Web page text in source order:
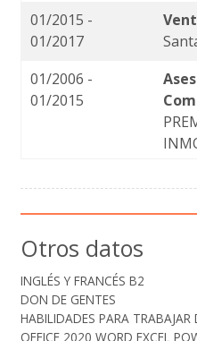
01/2015 -
01/2017
01/2006 -
01/2015
Otros datos
INGLÉS Y FRANCÉS B2
DON DE GENTES
HABILIDADES PARA
OFFICE 2020 WORD EXCEL